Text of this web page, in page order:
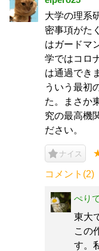
大学の理系
密事項がた
はガードマ
学ではコロ
は通過でき
ういう最初
た。まさか
究の最高機
ださい。
ナイス
コメント(2)
ぺり
東大
この
す。